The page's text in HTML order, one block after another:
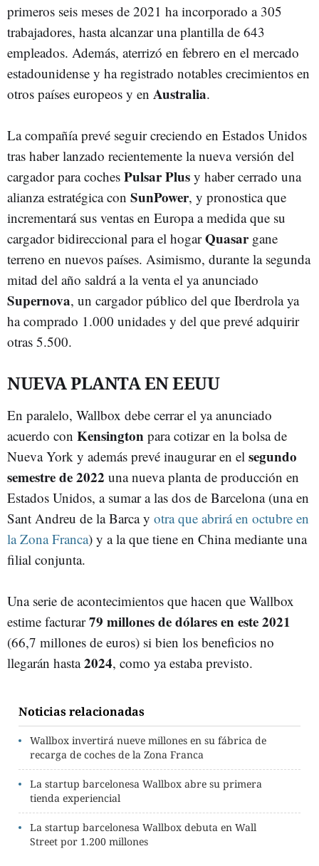
primeros seis meses de 2021 ha incorporado a 305
trabajadores, hasta alcanzar una plantilla de 643
empleados. Además, aterrizó en febrero en el mercado
estadounidense y ha registrado notables crecimientos en
otros países europeos y en Australia.
La compañía prevé seguir creciendo en Estados Unidos
tras haber lanzado recientemente la nueva versión del
cargador para coches Pulsar Plus y haber cerrado una
alianza estratégica con SunPower, y pronostica que
incrementará sus ventas en Europa a medida que su
cargador bidireccional para el hogarQuasargane
terreno en nuevos países. Asimismo, durante la segunda
mitad del año saldrá a la venta el ya anunciado
Supernova, un cargador público del que Iberdrola ya
ha comprado 1.000 unidades y del que prevé adquirir
otras 5.500.
NUEVA PLANTA EN EEUU
En paralelo, Wallbox debe cerrar el ya anunciado
acuerdo con Kensington para cotizar en la bolsa de
Nueva York y además prevé inaugurar en el segundo
semestre de 2022 una nueva planta de producción en
Estados Unidos, a sumar a las dos de Barcelona (una en
Sant Andreu de la Barca y otra que abrirá en octubre en
la Zona Franca) y a la que tiene en China mediante una
filial conjunta.
Una serie de acontecimientos que hacen que Wallbox
estime facturar79 millones de dólares en este 2021
(66,7 millones de euros) si bien los beneficios no
llegarán hasta2024, como ya estaba previsto.
Noticias relacionadas
Wallbox invertirá nueve millones en su fábrica de
recarga de coches de la Zona Franca
La startup barcelonesa Wallbox abre su primera
tienda experiencial
La startup barcelonesa Wallbox debuta en Wall
Street por 1.200 millones